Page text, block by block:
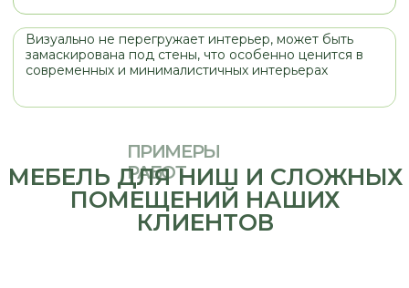
внимание не только на цвет и
стоимость, но и на назначение
изделия, место его установки (кухня,
прихожая, санузел). При правильнои
выборе мебель будет служить вам и